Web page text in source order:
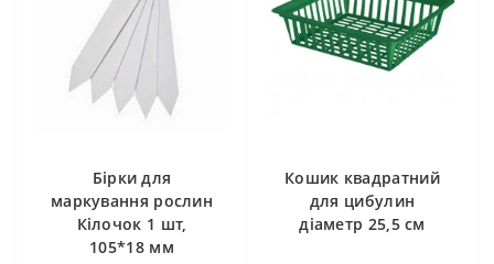
Бірки для
маркування рослин
Кілочок 1 шт,
105*18 мм
Кошик квадратний
для цибулин
діаметр 25,5 см